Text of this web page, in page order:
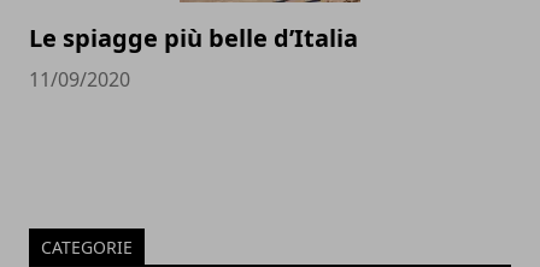
Le spiagge più belle d’Italia
11/09/2020
CATEGORIE